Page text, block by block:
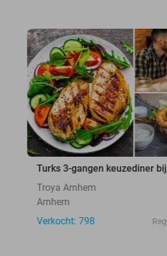
Turks 3-gangen keuzediner
Troya Arnhem
Arnhem
Verkocht: 798